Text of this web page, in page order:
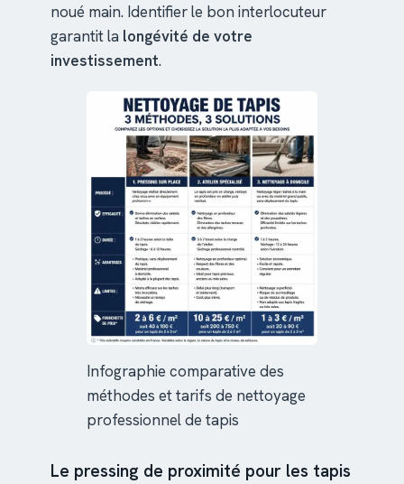
noué main. Identifier le bon interlocuteur
garantit la longévité de votre
investissement.
Infographie comparative des
méthodes et tarifs de nettoyage
professionnel de tapis
Le pressing de proximité pour les tapis